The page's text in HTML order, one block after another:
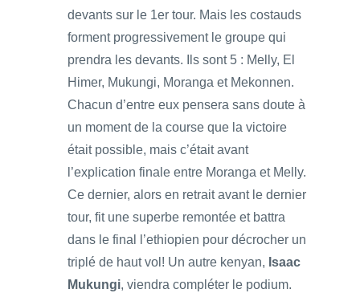
devants sur le 1er tour. Mais les costauds
forment progressivement le groupe qui
prendra les devants. Ils sont 5 : Melly, El
Himer, Mukungi, Moranga et Mekonnen.
Chacun d’entre eux pensera sans doute à
un moment de la course que la victoire
était possible, mais c’était avant
l’explication finale entre Moranga et Melly.
Ce dernier, alors en retrait avant le dernier
tour, fit une superbe remontée et battra
dans le final l’ethiopien pour décrocher un
triplé de haut vol! Un autre kenyan, Isaac
Mukungi, viendra compléter le podium.